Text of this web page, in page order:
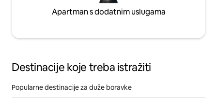
Apartman s dodatnim uslugama
Destinacije koje treba istražiti
Popularne destinacije za duže boravke